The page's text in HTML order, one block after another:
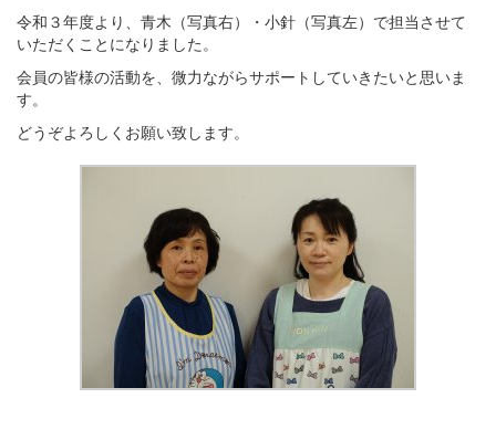
令和３年度より、青木（写真右）・小針（写真左）で担当させて
いただくことになりました。
会員の皆様の活動を、微力ながらサポートしていきたいと思いま
す。
どうぞよろしくお願い致します。